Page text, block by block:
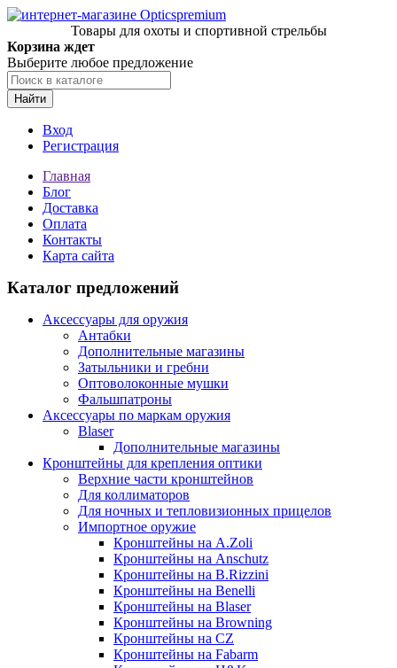
Товары для охоты и спортивной стрельбы
Корзина ждет
Выберите любое предложение
Найти
Вход
Регистрация
Главная
Блог
Доставка
Оплата
Контакты
Карта сайта
Каталог предложений
Аксессуары для оружия
Антабки
Дополнительные магазины
Затыльники и гребни
Оптоволоконные мушки
Фальшпатроны
Аксессуары по маркам оружия
Blaser
Дополнительные магазины
Кронштейны для крепления оптики
Верхние части кронштейнов
Для коллиматоров
Для ночных и тепловизионных прицелов
Импортное оружие
Кронштейны на A.Zoli
Кронштейны на Anschutz
Кронштейны на B.Rizzini
Кронштейны на Benelli
Кронштейны на Blaser
Кронштейны на Browning
Кронштейны на CZ
Кронштейны на Fabarm